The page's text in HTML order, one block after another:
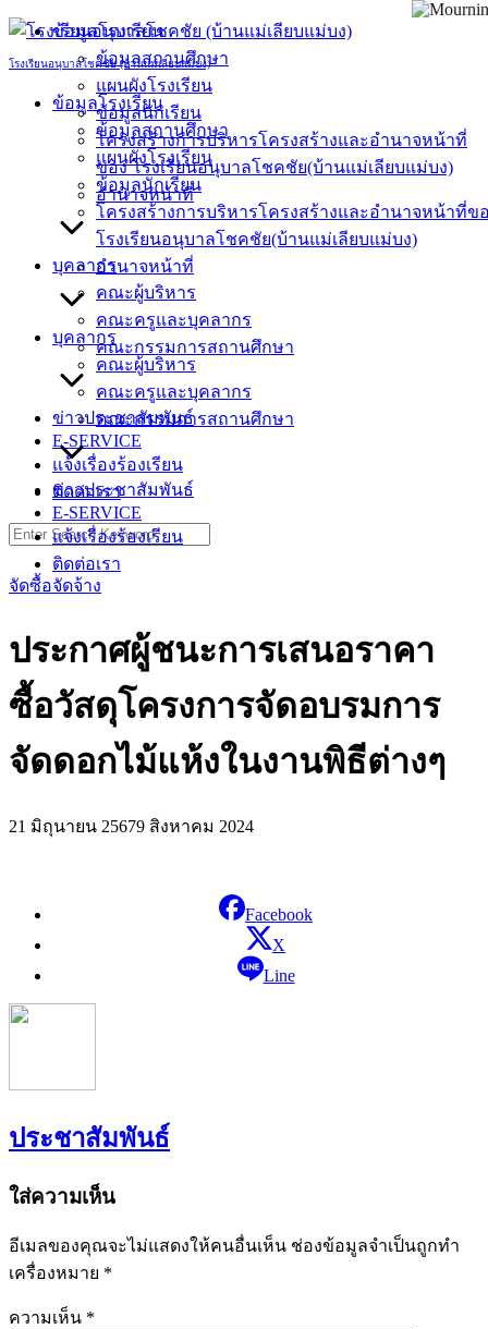
Skip
content
โรงเรียนอนุบาลโชคชัย (บ้านแม่เลียบแม่บง)
ข้อมูลโรงเรียน
ข้อมูลสถานศึกษา
แผนผังโรงเรียน
ข้อมูลนักเรียน
โครงสร้างการบริหารโครงสร้างและอำนาจหน้าที่ข
โรงเรียนอนุบาลโชคชัย(บ้านแม่เลียบแม่บง)
อำนาจหน้าที่
บุคลากร
คณะผู้บริหาร
คณะครูและบุคลากร
คณะกรรมการสถานศึกษา
ข่าวประชาสัมพันธ์
E-SERVICE
แจ้งเรื่องร้องเรียน
ติดต่อเรา
ข้อมูลโรงเรียน
ข้อมูลสถานศึกษา
แผนผังโรงเรียน
ข้อมูลนักเรียน
โครงสร้างการบริหารโครงสร้างและอำนาจหน้าที่
ของ โรงเรียนอนุบาลโชคชัย(บ้านแม่เลียบแม่บง)
อำนาจหน้าที่
บุคลากร
คณะผู้บริหาร
คณะครูและบุคลากร
คณะกรรมการสถานศึกษา
ข่าวประชาสัมพันธ์
E-SERVICE
แจ้งเรื่องร้องเรียน
ติดต่อเรา
Search
for:
จัดซื้อจัดจ้าง
ประกาศผู้ชนะการเสนอราคา
ซื้อวัสดุโครงการจัดอบรมการ
จัดดอกไม้แห้งในงานพิธีต่างๆ
21 มิถุนายน 25679 สิงหาคม 2024
Facebook
X
Line
ประชาสัมพันธ์
ใส่ความเห็น
อีเมลของคุณจะไม่แสดงให้คนอื่นเห็น ช่องข้อมูลจำเป็นถูกทำ
เครื่องหมาย *
ความเห็น *